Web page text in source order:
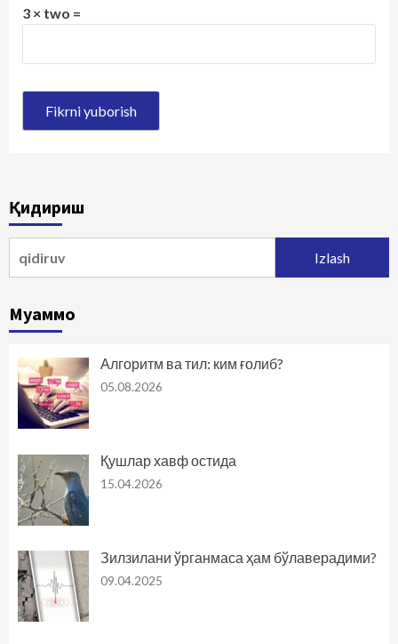
3 × two =
Қидириш
Муаммо
Алгоритм ва тил: ким ғолиб?
05.08.2026
Қушлар хавф остида
15.04.2026
Зилзилани ўрганмаса ҳам бўлаверадими?
09.04.2025